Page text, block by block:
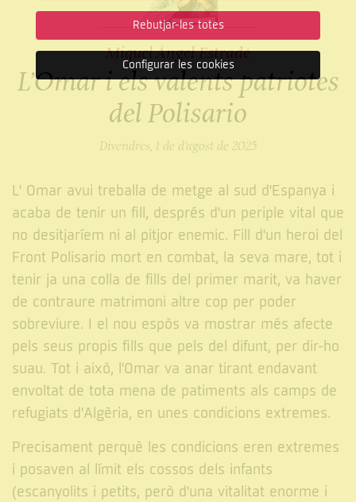
Miquel Àngel Estradé
L’Omar i els valents patriotes
del Polisario
Divendres, 1 de d’agost de 2025
L' Omar avui treballa de metge al sud d'Espanya i
acaba de tenir un fill, després d'un periple vital que
no desitjaríem ni al pitjor enemic. Fill d'un heroi del
Front Polisario mort en combat, la seva mare, tot i
tenir ja una colla de fills del primer marit, va haver
de contraure matrimoni altre cop per poder
sobreviure. I el nou espòs va mostrar més afecte
pels seus propis fills que pels del difunt, per dir-ho
suau. Tot i això, l'Omar va anar tirant endavant
envoltat de tota mena de patiments als camps de
refugiats d'Algèria, en unes condicions extremes.
Precisament perquè les condicions eren extremes
i posaven al límit els cossos dels infants
(escanyolits i petits, però d'una vitalitat enorme i
Rebutjar-les totes
Configurar les cookies